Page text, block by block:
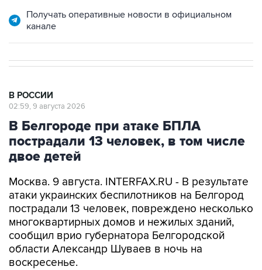
Получать оперативные новости в официальном
канале
В РОССИИ
02:59, 9 августа 2026
В Белгороде при атаке БПЛА
пострадали 13 человек, в том числе
двое детей
Москва. 9 августа. INTERFAX.RU - В результате
атаки украинских беспилотников на Белгород
пострадали 13 человек, повреждено несколько
многоквартирных домов и нежилых зданий,
сообщил врио губернатора Белгородской
области Александр Шуваев в ночь на
воскресенье.